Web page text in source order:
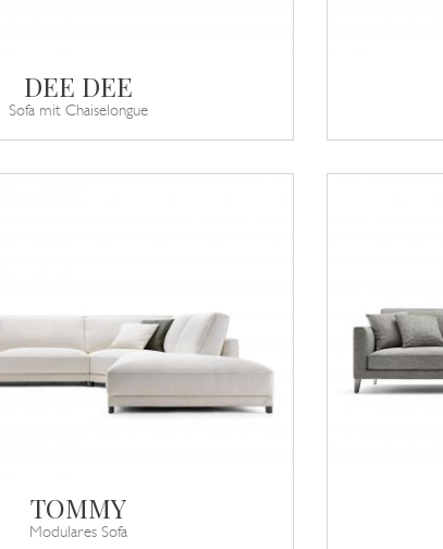
DEE DEE
Sofa mit Chaiselongue
TOMMY
Modulares Sofa